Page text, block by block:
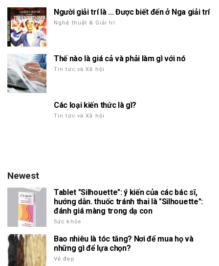
Người giải trí là ... Được biết đến ở Nga giải trí
Nghệ thuật & Giải trí
Thế nào là giá cả và phải làm gì với nó
Tin tức và Xã hội
Các loại kiến thức là gì?
Tin tức và Xã hội
Newest
Tablet "Silhouette": ý kiến của các bác sĩ,
hướng dẫn. thuốc tránh thai là "Silhouette":
đánh giá màng trong dạ con
Sức khỏe
Bao nhiêu là tóc tăng? Nơi để mua họ và
những gì để lựa chọn?
Vẻ đẹp